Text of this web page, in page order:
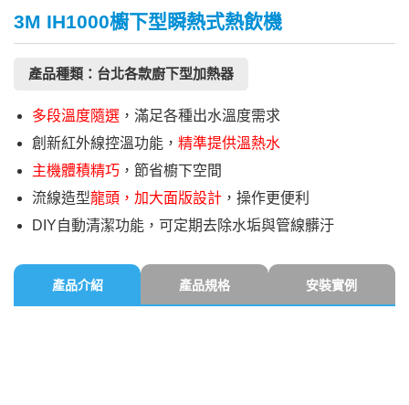
3M IH1000櫥下型瞬熱式熱飲機
產品種類：台北各款廚下型加熱器
多段溫度隨選 ，滿足各種出水溫度需求
創新紅外線控溫功能， 精準提供溫熱水
主機體積精巧 ，節省櫥下空間
流線造型龍頭，加大面版設計 ，操作更便利
DIY自動清潔功能，可定期去除水垢與管線髒汙
產品介紹 產品規格 安裝實例